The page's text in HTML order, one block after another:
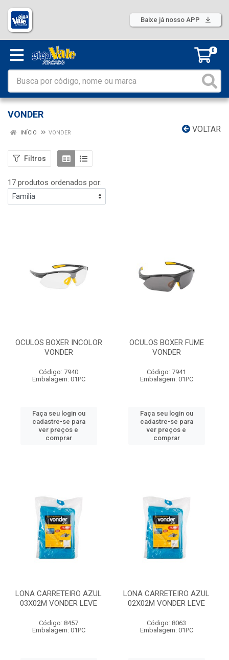
Baixe já nosso APP
0
VONDER
VOLTAR
INÍCIO VONDER
Filtros
17 produtos ordenados por:
OCULOS BOXER INCOLOR
VONDER
Código: 7940
Embalagem: 01PC
Faça seu login ou
cadastre-se para
ver preços e
comprar
OCULOS BOXER FUME
VONDER
Código: 7941
Embalagem: 01PC
Faça seu login ou
cadastre-se para
ver preços e
comprar
LONA CARRETEIRO AZUL
03X02M VONDER LEVE
Código: 8457
Embalagem: 01PC
LONA CARRETEIRO AZUL
02X02M VONDER LEVE
Código: 8063
Embalagem: 01PC